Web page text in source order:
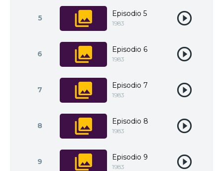
5 Episodio 5
1983
6 Episodio 6
1983
7 Episodio 7
1983
8 Episodio 8
1983
9 Episodio 9
1983